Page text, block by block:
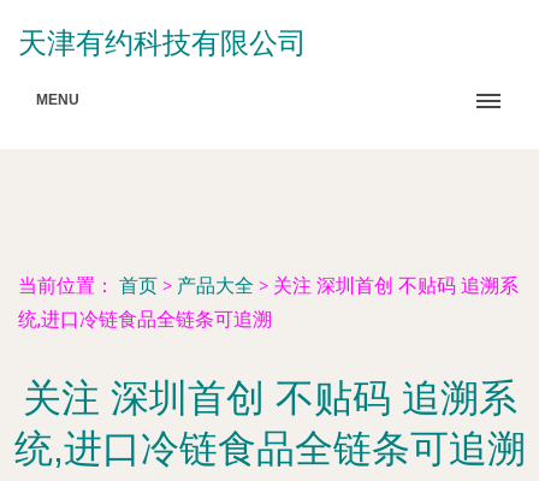
天津有约科技有限公司
MENU
当前位置： 首页 > 产品大全 > 关注 深圳首创 不贴码 追溯系
统,进口冷链食品全链条可追溯
关注 深圳首创 不贴码 追溯系
统,进口冷链食品全链条可追溯